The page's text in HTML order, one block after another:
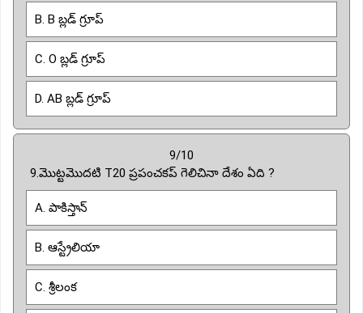
B. B బ్లడ్ గ్రూప్
C. O బ్లడ్ గ్రూప్
D. AB బ్లడ్ గ్రూప్
9/10
9.మొట్టమొదటి T20 ప్రపంచకప్ గెలిచినా దేశం ఏది ?
A. పాకిస్తాన్
B. ఆస్ట్రేలియా
C. శ్రీలంక